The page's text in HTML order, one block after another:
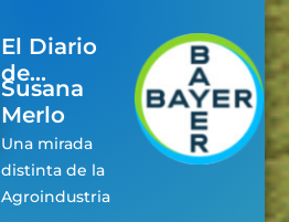
El Diario
de...
Susana
Merlo
Una mirada
distinta de la
Agroindustria